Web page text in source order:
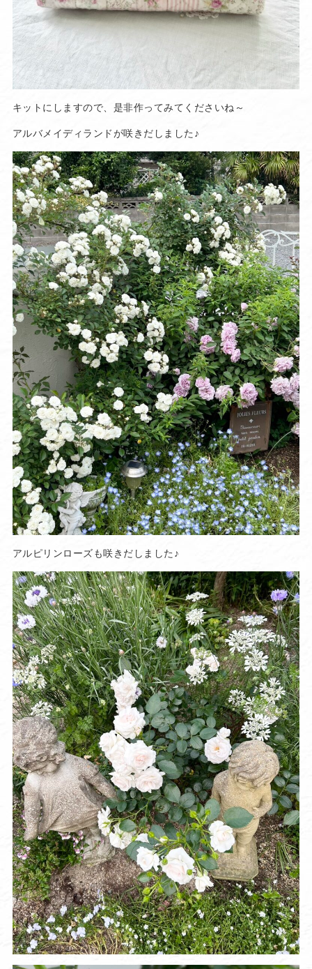
キットにしますので、是非作ってみてくださいね～
アルバメイディランドが咲きだしました♪
アルピリンローズも咲きだしました♪